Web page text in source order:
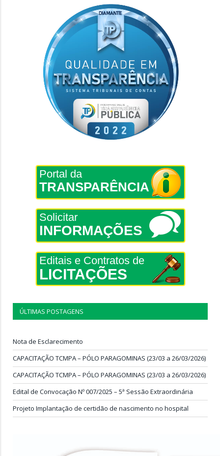
Portal da
TRANSPARÊNCIA
Solicitar
INFORMAÇÕES
Editais e Contratos de
LICITAÇÕES
ÚLTIMAS POSTAGENS
Nota de Esclarecimento
CAPACITAÇÃO TCMPA – PÓLO PARAGOMINAS (23/03 a 26/03/2026)
CAPACITAÇÃO TCMPA – PÓLO PARAGOMINAS (23/03 a 26/03/2026)
Edital de Convocação Nº 007/2025 – 5ª Sessão Extraordinária
Projeto Implantação de certidão de nascimento no hospital